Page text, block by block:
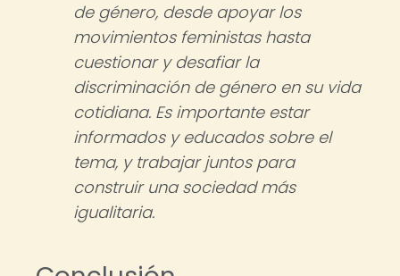
de género, desde apoyar los
movimientos feministas hasta
cuestionar y desafiar la
discriminación de género en su vida
cotidiana. Es importante estar
informados y educados sobre el
tema, y trabajar juntos para
construir una sociedad más
igualitaria.